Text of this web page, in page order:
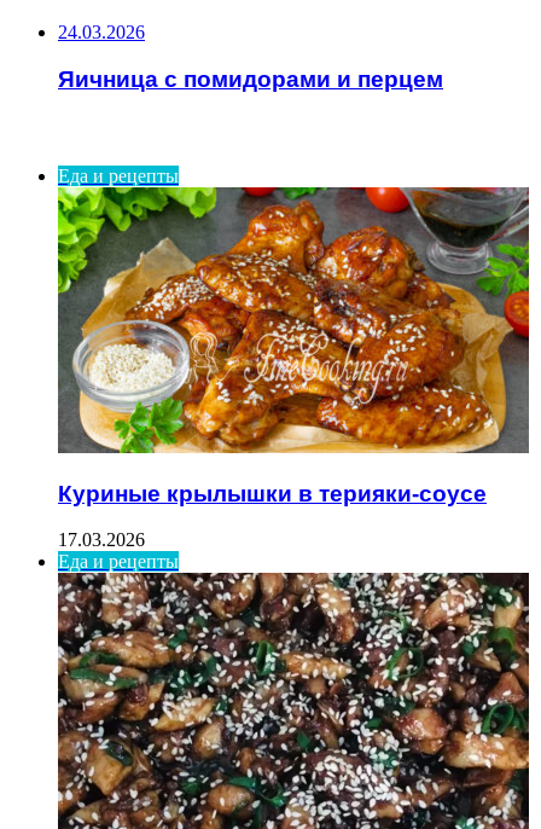
24.03.2026
Яичница с помидорами и перцем
Еда и рецепты
Куриные крылышки в терияки-соусе
17.03.2026
Еда и рецепты